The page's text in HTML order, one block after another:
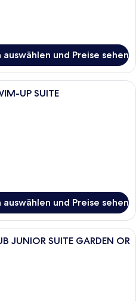
auswählen und Preise sehen
Ein modernes Hotel mit mehreren
UP SUITE
auswählen und Preise sehen
Ein modernes Hotelzimmer mit
JUNIOR SUITE GARDEN OR